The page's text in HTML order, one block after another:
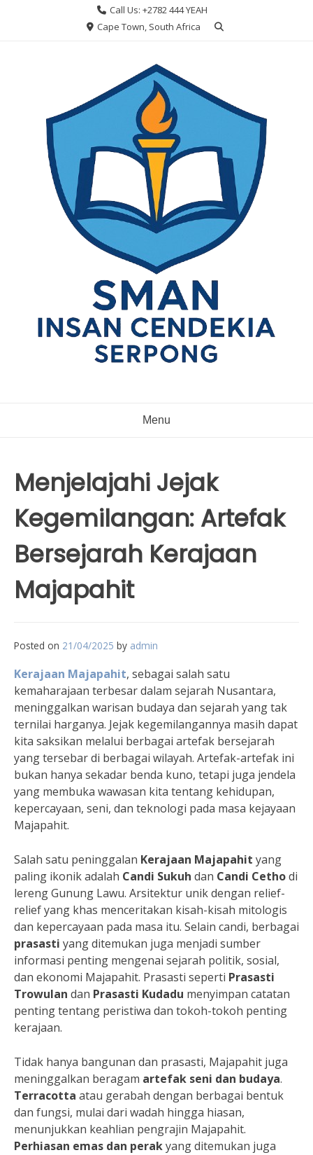
Call Us: +2782 444 YEAH
Cape Town, South Africa
Menu
Menjelajahi Jejak
Kegemilangan: Artefak
Bersejarah Kerajaan
Majapahit
Posted on 21/04/2025 by admin
Kerajaan Majapahit, sebagai salah satu
kemaharajaan terbesar dalam sejarah Nusantara,
meninggalkan warisan budaya dan sejarah yang tak
ternilai harganya. Jejak kegemilangannya masih dapat
kita saksikan melalui berbagai artefak bersejarah
yang tersebar di berbagai wilayah. Artefak-artefak ini
bukan hanya sekadar benda kuno, tetapi juga jendela
yang membuka wawasan kita tentang kehidupan,
kepercayaan, seni, dan teknologi pada masa kejayaan
Majapahit.
Salah satu peninggalan Kerajaan Majapahit yang
paling ikonik adalah Candi Sukuh dan Candi Cethodi
lereng Gunung Lawu. Arsitektur unik dengan relief-
relief yang khas menceritakan kisah-kisah mitologis
dan kepercayaan pada masa itu. Selain candi, berbagai
prasasti yang ditemukan juga menjadi sumber
informasi penting mengenai sejarah politik, sosial,
dan ekonomi Majapahit. Prasasti seperti Prasasti
Trowulan dan Prasasti Kudadu menyimpan catatan
penting tentang peristiwa dan tokoh-tokoh penting
kerajaan.
Tidak hanya bangunan dan prasasti, Majapahit juga
meninggalkan beragam artefak seni dan budaya.
Terracotta atau gerabah dengan berbagai bentuk
dan fungsi, mulai dari wadah hingga hiasan,
menunjukkan keahlian pengrajin Majapahit.
Perhiasan emas dan perakyang ditemukan juga